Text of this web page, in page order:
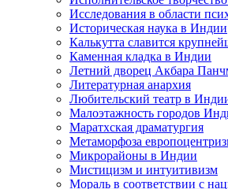
Исследования в области
Историческая наука в Индии
Калькутта славится
Каменная кладка в Индии
Летний дворец Акбара
Литературная анархия
Любительский театр в
Малоэтажность городов
Маратхская драматургия
Метаморфоза
Микрорайоны в Индии
Мистицизм и интуитивизм
Мораль в соответствии с